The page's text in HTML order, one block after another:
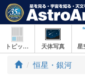
トピックス 天体写真
ト 恒星・銀河